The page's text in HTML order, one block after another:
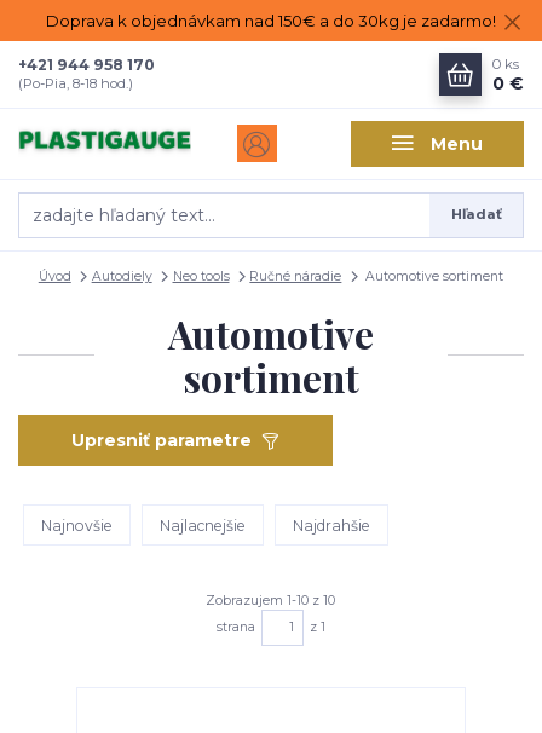
Doprava k objednávkam nad 150€ a do 30kg je zadarmo!
Menu
Hľadať
+421 944 958 170
(Po-Pia, 8-18 hod.)
0 ks
0 €
Úvod Autodiely Neo tools Ručné náradie Automotive sortiment
Automotive
sortiment
Upresniť parametre
Najnovšie Najlacnejšie Najdrahšie
Zobrazujem 1-10 z 10
strana
z 1